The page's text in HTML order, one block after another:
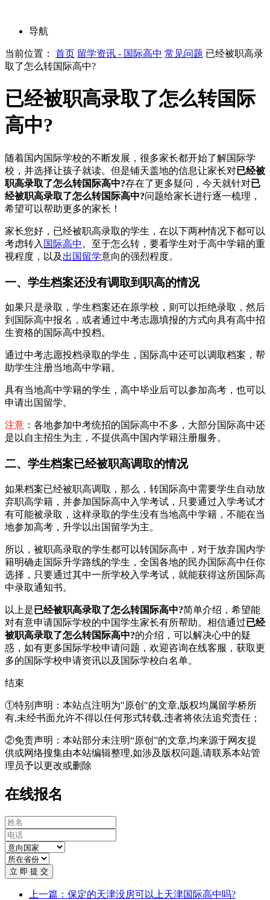
导航
当前位置： 首页 留学资讯 - 国际高中 常见问题 已经被职高录
取了怎么转国际高中?
已经被职高录取了怎么转国际
高中?
随着国内国际学校的不断发展，很多家长都开始了解国际学
校，并选择让孩子就读。但是铺天盖地的信息让家长对已经被
职高录取了怎么转国际高中?存在了更多疑问，今天就针对已
经被职高录取了怎么转国际高中?问题给家长进行逐一梳理，
希望可以帮助更多的家长！
家长您好，已经被职高录取的学生，在以下两种情况下都可以
考虑转入 国际高中 。至于怎么转，要看学生对于高中学籍的重
视程度，以及 出国留学意向的强烈程度。
一、学生档案还没有调取到职高的情况
如果只是录取，学生档案还在原学校，则可以拒绝录取，然后
到国际高中报名，或者通过中考志愿填报的方式向具有高中招
生资格的国际高中投档。
通过中考志愿投档录取的学生，国际高中还可以调取档案，帮
助学生注册当地高中学籍。
具有当地高中学籍的学生，高中毕业后可以参加高考，也可以
申请出国留学。
注意 ：各地参加中考统招的国际高中不多，大部分国际高中还
是以自主招生为主，不提供高中国内学籍注册服务。
二、学生档案已经被职高调取的情况
如果档案已经被职高调取，那么，转国际高中需要学生自动放
弃职高学籍，并参加国际高中入学考试，只要通过入学考试才
有可能被录取，这样录取的学生没有当地高中学籍，不能在当
地参加高考，升学以出国留学为主。
所以，被职高录取的学生都可以转国际高中，对于放弃国内学
籍明确走国际升学路线的学生，全国各地的民办国际高中任你
选择，只要通过其中一所学校入学考试，就能获得这所国际高
中录取通知书。
以上是已经被职高录取了怎么转国际高中?简单介绍，希望能
对有意申请国际学校的中国学生家长有所帮助。相信通过已经
被职高录取了怎么转国际高中?的介绍，可以解决心中的疑
惑，如有更多国际学校申请问题，欢迎咨询在线客服 ，获取更
多的国际学校申请资讯以及国际学校白名单。
结束
①特别声明：本站点注明为"原创"的文章,版权均属留学桥所
有,未经书面允许不得以任何形式转载,违者将依法追究责任；
②免责声明：本站部分未注明“原创”的文章,均来源于网友提
供或网络搜集由本站编辑整理,如涉及版权问题,请联系本站管
理员予以更改或删除
在线报名
立 即 提 交
上一篇：保定的天津没房可以上天津国际高中吗?